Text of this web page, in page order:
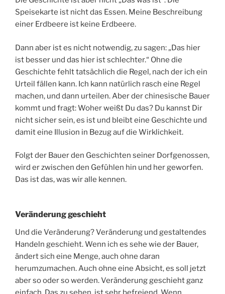
Speisekarte ist nicht das Essen. Meine Beschreibung
einer Erdbeere ist keine Erdbeere.
Dann aber ist es nicht notwendig, zu sagen: „Das hier
ist besser und das hier ist schlechter.“ Ohne die
Geschichte fehlt tatsächlich die Regel, nach der ich ein
Urteil fällen kann. Ich kann natürlich rasch eine Regel
machen, und dann urteilen. Aber der chinesische Bauer
kommt und fragt: Woher weißt Du das? Du kannst Dir
nicht sicher sein, es ist und bleibt eine Geschichte und
damit eine Illusion in Bezug auf die Wirklichkeit.
Folgt der Bauer den Geschichten seiner Dorfgenossen,
wird er zwischen den Gefühlen hin und her geworfen.
Das ist das, was wir alle kennen.
Veränderung geschieht
Und die Veränderung? Veränderung und gestaltendes
Handeln geschieht. Wenn ich es sehe wie der Bauer,
ändert sich eine Menge, auch ohne daran
herumzumachen. Auch ohne eine Absicht, es soll jetzt
aber so oder so werden. Veränderung geschieht ganz